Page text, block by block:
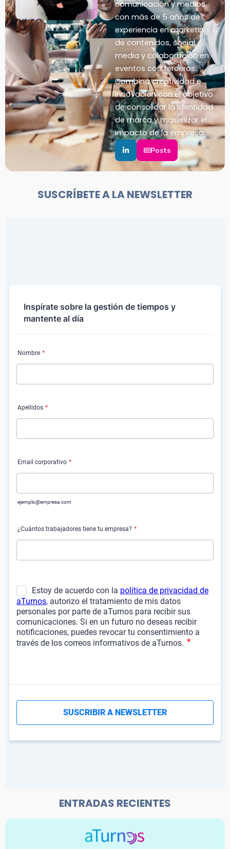
comunicación y medios
con más de 5 años de
experiencia en marketing
de contenidos, social
media y colaboración en
eventos con terceros.
Combina creatividad e
innovación con el objetivo
de consolidar la identidad
de marca y maximizar el
impacto de la empresa.
Posts
SUSCRÍBETE A LA NEWSLETTER
ENTRADAS RECIENTES